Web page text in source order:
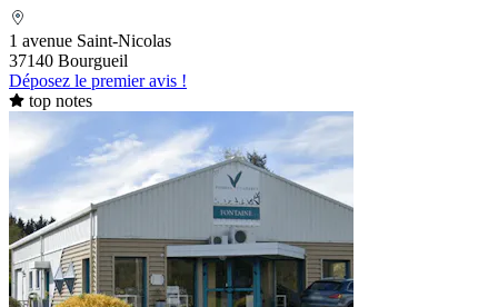
1 avenue Saint-Nicolas
37140 Bourgueil
Déposez le premier avis !
top notes